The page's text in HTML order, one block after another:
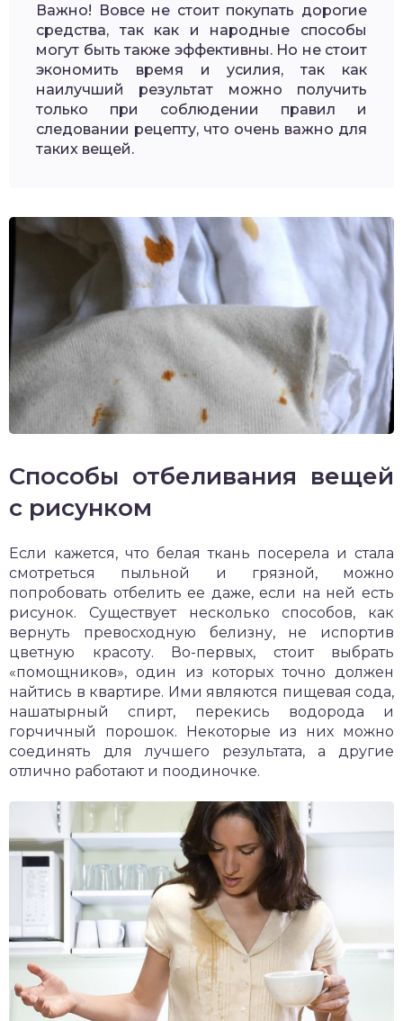
Важно! Вовсе не стоит покупать дорогие
средства, так как и народные способы
могут быть также эффективны. Но не стоит
экономить время и усилия, так как
наилучший результат можно получить
только при соблюдении правил и
следовании рецепту, что очень важно для
таких вещей.
Способы отбеливания вещей
с рисунком
Если кажется, что белая ткань посерела и стала
смотреться пыльной и грязной, можно
попробовать отбелить ее даже, если на ней есть
рисунок. Существует несколько способов, как
вернуть превосходную белизну, не испортив
цветную красоту. Во-первых, стоит выбрать
«помощников», один из которых точно должен
найтись в квартире. Ими являются пищевая сода,
нашатырный спирт, перекись водорода и
горчичный порошок. Некоторые из них можно
соединять для лучшего результата, а другие
отлично работают и поодиночке.